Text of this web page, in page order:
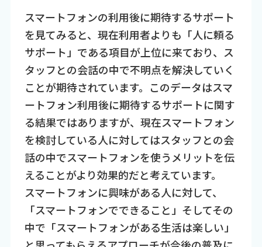
スマートフォンの利用後に期待するサポート
を見てみると、現在利用者よりも「人に頼る
サポート」である項目が上位に来ており、ス
タッフとの会話の中で不明点を解決していく
ことが期待されています。このデータはスマ
ートフォン利用後に期待するサポートに関す
る結果ではありますが、現在スマートフォン
を検討している人に対してはスタッフとの会
話の中でスマートフォンを使うメリットを伝
えることがより効果的だと考えています。
スマートフォンに興味がある人に対して、
「スマートフォンでできること」そしてその
中で「スマートフォンがある生活は楽しい」